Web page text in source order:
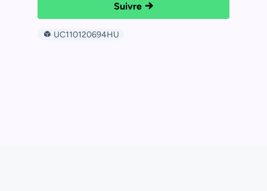
Suivre
UC110120694HU